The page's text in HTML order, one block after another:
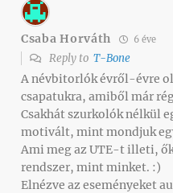
Csaba Horváth 6 éve
Reply to T-Bone
A névbitorlók évről-évre
csapatukra, amiből már
Csakhát szurkolók nélkül
motivált, mint mondjuk
Ami meg az UTE-t illeti,
rendszer, mint minket. :)
Elnézve az eseményeket